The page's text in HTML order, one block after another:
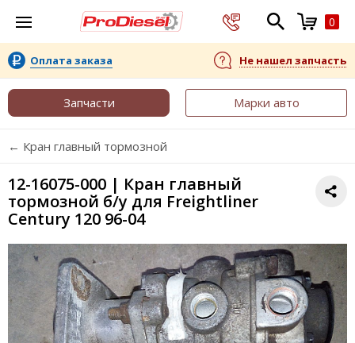
0
Оплата заказа Не нашел запчасть
Запчасти Марки авто
← Кран главный тормозной
12-16075-000 | Кран главный
тормозной б/у для Freightliner
Century 120 96-04